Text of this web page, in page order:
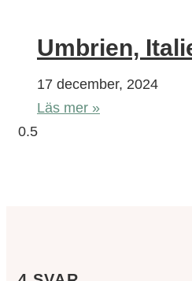
Umbrien,
17 december, 2024
Läs mer »